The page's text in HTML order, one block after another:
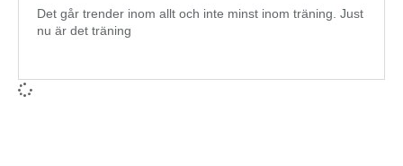
Det går trender inom allt och inte minst inom träning. Just
nu är det träning